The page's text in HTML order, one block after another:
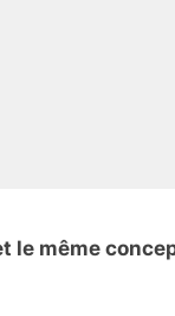
le même